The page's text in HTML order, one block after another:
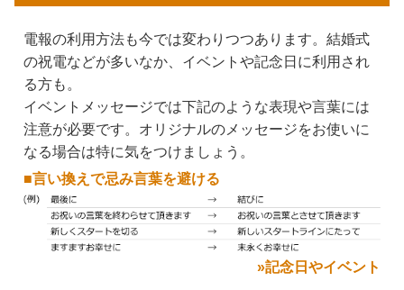
電報の利用方法も今では変わりつつあります。結婚式
の祝電などが多いなか、イベントや記念日に利用され
る方も。
イベントメッセージでは下記のような表現や言葉には
注意が必要です。オリジナルのメッセージをお使いに
なる場合は特に気をつけましょう。
■言い換えで忌み言葉を避ける
»記念日やイベント